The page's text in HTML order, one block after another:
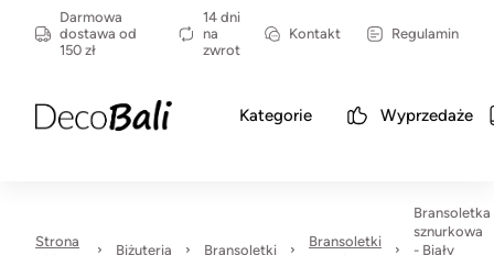
Darmowa
dostawa od
150 zł
14 dni
na
zwrot
Kontakt Regulamin
Kategorie Wyprzedaże
Strona
Biżuteria Bransoletki
Bransoletki
Bransoletka
sznurkowa
- Biały